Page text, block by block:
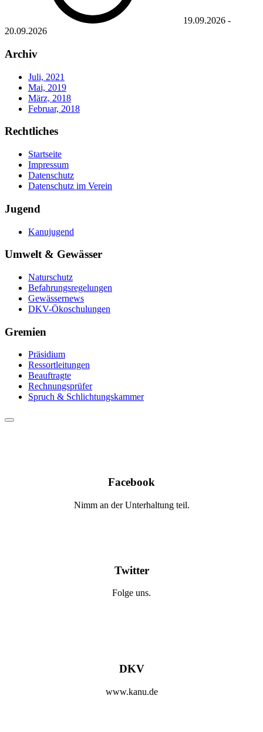
19.09.2026 -
20.09.2026
Archiv
Juli, 2021
Mai, 2019
März, 2018
Februar, 2018
Rechtliches
Startseite
Impressum
Datenschutz
Datenschutz im Verein
Jugend
Kanujugend
Umwelt & Gewässer
Naturschutz
Befahrungsregelungen
Gewässernews
DKV-Ökoschulungen
Gremien
Präsidium
Ressortleitungen
Beauftragte
Rechnungsprüfer
Spruch & Schlichtungskammer
Facebook
Nimm an der Unterhaltung teil.
Twitter
Folge uns.
DKV
www.kanu.de